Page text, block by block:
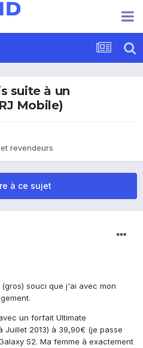
suite à un
Mobile)
revendeurs
à ce sujet
souci que j'ai avec mon
un forfait Ultimate
Juillet 2013) à 39,90€ (je passe
S2. Ma femme à exactement